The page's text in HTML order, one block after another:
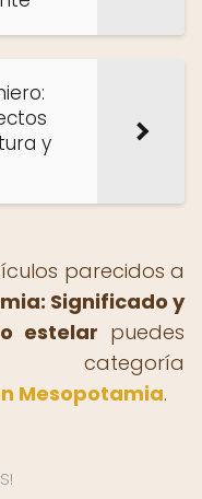
y
parecidos a
Significado y
estelar puedes
Mesopotamia.